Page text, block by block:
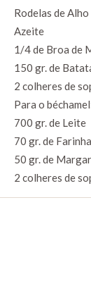
Rodelas de
Azeite
1/4 de Broa de
150 gr. de
2 colheres de
Para o
700 gr. de Leite
70 gr. de Farinha
50 gr. de
2 colheres de